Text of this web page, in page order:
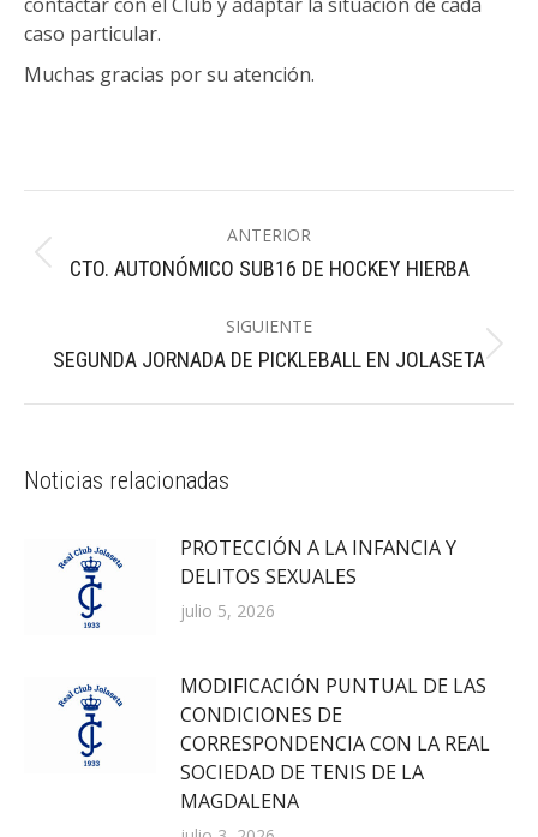
caso particular.
Muchas gracias por su atención.
entre
ANTERIOR
Publicación
CTO. AUTONÓMICO SUB16 DE HOCKEY HIERBA
SIGUIENTE
Publicación
SEGUNDA JORNADA DE PICKLEBALL EN JOLASETA
Noticias relacionadas
PROTECCIÓN A LA INFANCIA Y
DELITOS SEXUALES
julio 5, 2026
MODIFICACIÓN PUNTUAL DE LAS
CONDICIONES DE
CORRESPONDENCIA CON LA REAL
SOCIEDAD DE TENIS DE LA
MAGDALENA